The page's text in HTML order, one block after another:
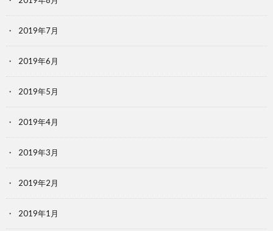
2019年7月
2019年6月
2019年5月
2019年4月
2019年3月
2019年2月
2019年1月